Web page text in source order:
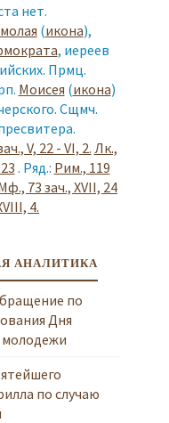
нет.
(икона),
, иереев
Прмц.
Моисея (икона)
Сщмч.
V, 22 - VI, 2. Лк.,
. Ряд.: Рим., 119
73 зач., XVII, 24
4.
АНАЛИТИКА
по
Дня
молодежи
по случаю